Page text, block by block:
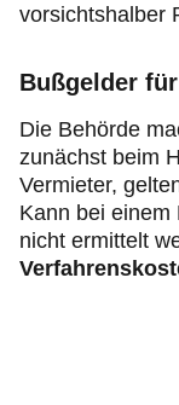
vorsichtshalber
Bußgelder
Die Behörde
zunächst beim
Vermieter,
Kann bei
nicht ermittelt